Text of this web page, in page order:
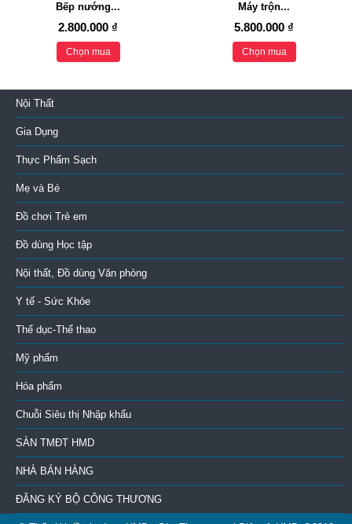
Bếp nướng...
2.800.000 ₫
Chọn mua
Máy trộn...
5.800.000 ₫
Chọn mua
Nội Thất
Gia Dụng
Thực Phẩm Sạch
Mẹ và Bé
Đồ chơi Trẻ em
Đồ dùng Học tập
Nội thất, Đồ dùng Văn phòng
Y tế - Sức Khỏe
Thể dục-Thể thao
Mỹ phẩm
Hóa phẩm
Chuỗi Siêu thị Nhập khẩu
SÀN TMĐT HMD
NHÀ BÁN HÀNG
ĐĂNG KÝ BỘ CÔNG THƯƠNG